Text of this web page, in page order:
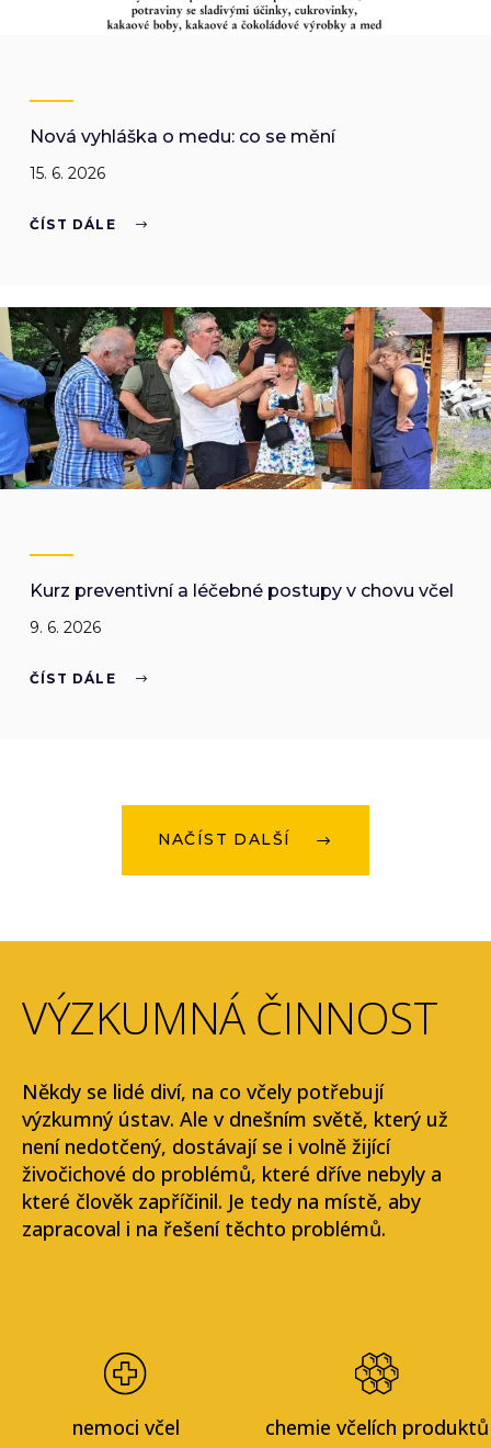
Nová vyhláška o medu: co se mění
15. 6. 2026
ČÍST DÁLE
Kurz preventivní a léčebné postupy v chovu včel
9. 6. 2026
ČÍST DÁLE
NAČÍST DALŠÍ
VÝZKUMNÁ ČINNOST
Někdy se lidé diví, na co včely potřebují
výzkumný ústav. Ale v dnešním světě, který už
není nedotčený, dostávají se i volně žijící
živočichové do problémů, které dříve nebyly a
které člověk zapříčinil. Je tedy na místě, aby
zapracoval i na řešení těchto problémů.
nemoci včel chemie včelích produktů